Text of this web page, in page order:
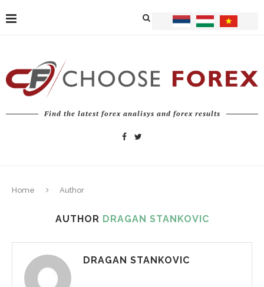
Find the latest forex analisys and forex results
Home Author
AUTHOR DRAGAN STANKOVIC
DRAGAN STANKOVIC